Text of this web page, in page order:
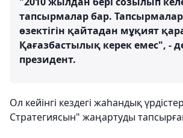
тапсырмалар бар.
өзектігін қайтадан мұқият
Қағазбастылық керек емес", -
президент.
Ол кейінгі кездегі жаһандық
Стратегиясын" жаңартуды